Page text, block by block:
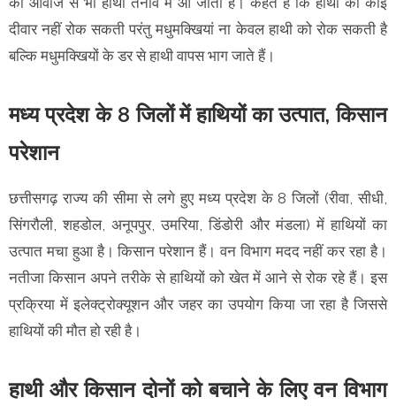
दीवार नहीं रोक सकती परंतु मधुमक्खियां ना केवल हाथी को रोक सकती है
बल्कि मधुमक्खियों के डर से हाथी वापस भाग जाते हैं।
मध्य प्रदेश के 8 जिलों में हाथियों का उत्पात, किसान
परेशान
छत्तीसगढ़ राज्य की सीमा से लगे हुए मध्य प्रदेश के 8 जिलों (रीवा, सीधी,
सिंगरौली, शहडोल, अनूपपुर, उमरिया, डिंडोरी और मंडला) में हाथियों का
उत्पात मचा हुआ है। किसान परेशान हैं। वन विभाग मदद नहीं कर रहा है।
नतीजा किसान अपने तरीके से हाथियों को खेत में आने से रोक रहे हैं। इस
प्रक्रिया में इलेक्ट्रोक्यूशन और जहर का उपयोग किया जा रहा है जिससे
हाथियों की मौत हो रही है।
हाथी और किसान दोनों को बचाने के लिए वन विभाग